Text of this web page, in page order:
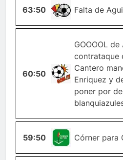
63:50 FALTA Falta de
60:50 GOL
GOOOOL
contrataque
Cantero
Enriquez y
poner por
59:50ESQUINACórner para